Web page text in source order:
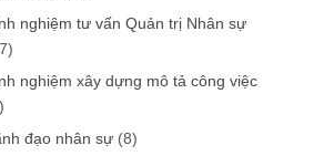
nghiệm tư vấn Quản trị Nhân sự
nghiệm xây dựng mô tả công việc
đạo nhân sự (8)